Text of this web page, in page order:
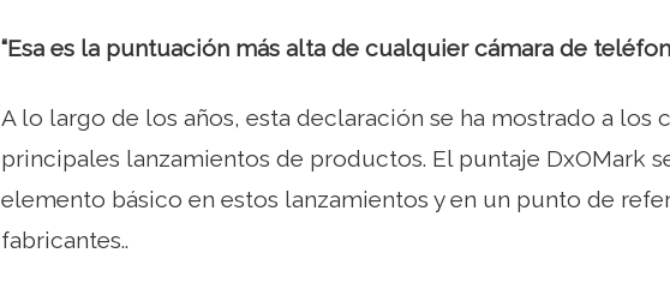
“Esa es la puntuación más alta de cualquier cámara de
A lo largo de los años, esta declaración se ha mostrado a los
principales lanzamientos de productos. El puntaje DxOMark
elemento básico en estos lanzamientos y en un punto de
fabricantes..